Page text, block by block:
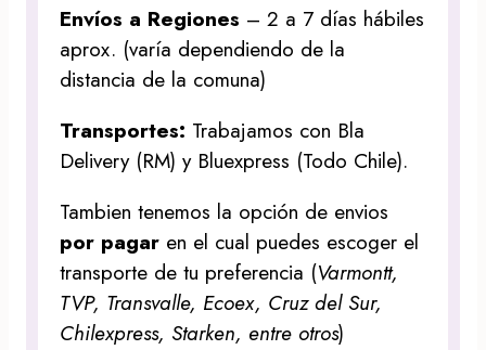
Envíos a Regiones – 2 a 7 días hábiles
aprox. (varía dependiendo de la
distancia de la comuna)
Transportes: Trabajamos con Bla
Delivery (RM) y Bluexpress (Todo Chile).
Tambien tenemos la opción de envios
por pagar en el cual puedes escoger el
transporte de tu preferencia (Varmontt,
TVP, Transvalle, Ecoex, Cruz del Sur,
Chilexpress, Starken, entre otros)